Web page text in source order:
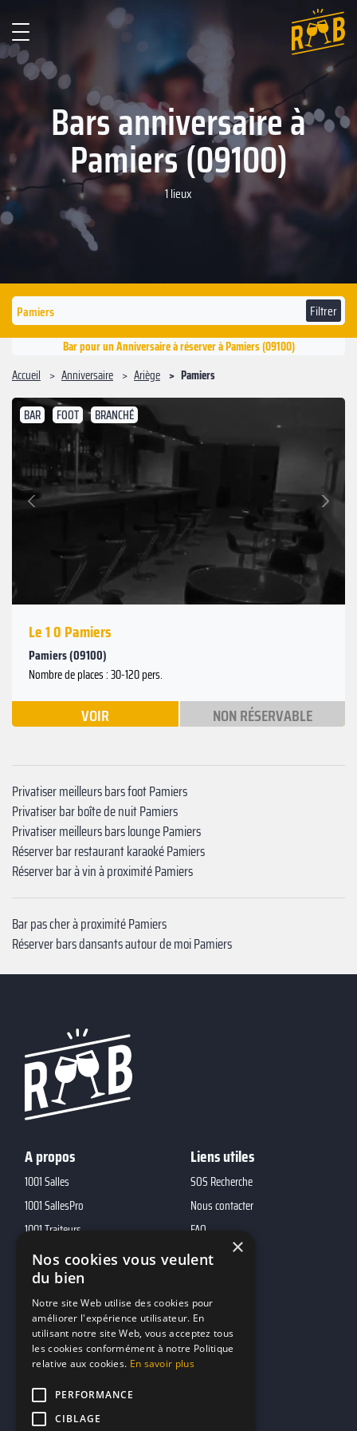
Bars anniversaire à
Pamiers (09100)
1 lieux
Filtrer
Bar pour un Anniversaire à réserver à Pamiers (09100)
Accueil
Anniversaire Ariège Pamiers
BAR FOOT BRANCHÉ
Précédent
Suivant
Le 1 0 Pamiers
Pamiers (09100)
Nombre de places : 30-120 pers.
VOIR NON RÉSERVABLE
Privatiser meilleurs bars foot Pamiers
Privatiser bar boîte de nuit Pamiers
Privatiser meilleurs bars lounge Pamiers
Réserver bar restaurant karaoké Pamiers
Réserver bar à vin à proximité Pamiers
Bar pas cher à proximité Pamiers
Réserver bars dansants autour de moi Pamiers
A propos
1001 Salles
1001 SallesPro
1001 Traiteurs
1001 DJ
10h01
MP2
Liens utiles
SOS Recherche
Nous contacter
FAQ
Contacts
marketing@reserverunbar.fr
11 rue Maurice Grandcoing
94200 Ivry-sur-Seine
×
Nos cookies vous veulent
du bien
Notre site Web utilise des cookies pour
améliorer l'expérience utilisateur. En
utilisant notre site Web, vous acceptez tous
les cookies conformément à notre Politique
relative aux cookies. En savoir plus
PERFORMANCE
CIBLAGE